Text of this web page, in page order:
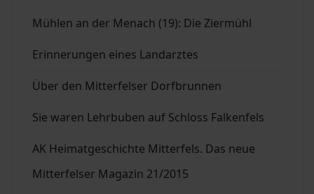
Mühlen an der Menach (19): Die Ziermühl
Erinnerungen eines Landarztes
Über den Mitterfelser Dorfbrunnen
Sie waren Lehrbuben auf Schloss Falkenfels
AK Heimatgeschichte Mitterfels. Das neue
Mitterfelser Magazin 21/2015